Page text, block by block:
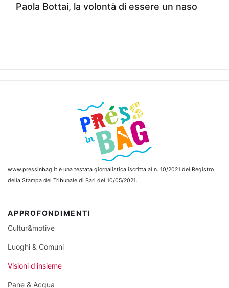
Paola Bottai, la volontà di essere un naso
www.pressinbag.it è una testata giornalistica iscritta al n. 10/2021 del Registro
della Stampa del Tribunale di Bari del 10/05/2021.
APPROFONDIMENTI
Cultur&motive
Luoghi & Comuni
Visioni d'insieme
Pane & Acqua